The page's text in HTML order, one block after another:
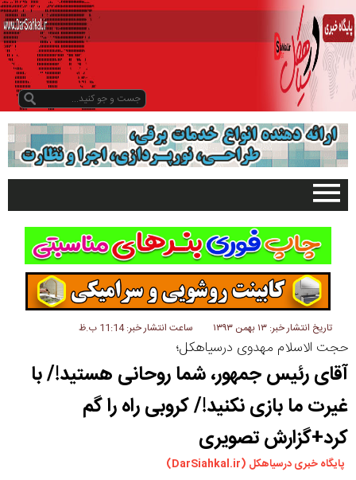
صفحه اصلی
تبلیغات در سایت
گیلان
سیاهکل
دیلمان
روستاها
ورزشی
سیاسی
چندرسانه ای
مسیر گردشگری دیلمان
درباره ما
تاریخ انتشار خبر: ۱۳ بهمن ۱۳۹۳ ساعت انتشار خبر: 11:14 ب.ظ
حجت الاسلام مهدوی درسیاهکل؛
آقای رئیس جمهور، شما روحانی هستید!/ با
غیرت ما بازی نکنید!/ کروبی راه را گم
کرد+گزارش تصویری
پایگاه خبری درسیاهکل (DarSiahkal.ir)